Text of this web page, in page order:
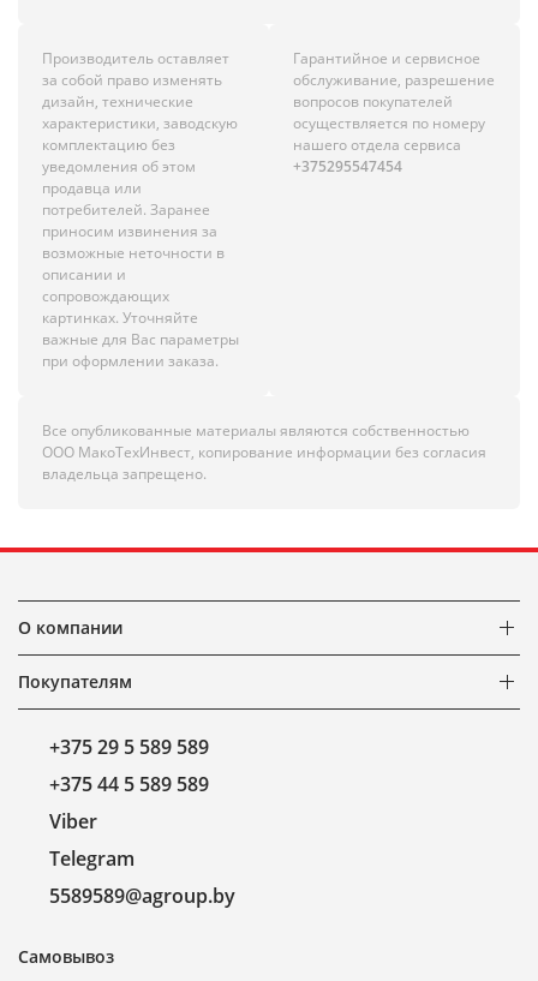
Производитель оставляет
за собой право изменять
дизайн, технические
характеристики, заводскую
комплектацию без
уведомления об этом
продавца или
потребителей. Заранее
приносим извинения за
возможные неточности в
описании и
сопровождающих
картинках. Уточняйте
важные для Вас параметры
при оформлении заказа.
Гарантийное и сервисное
обслуживание, разрешение
вопросов покупателей
осуществляется по номеру
нашего отдела сервиса
+375295547454
Все опубликованные материалы являются собственностью
ООО МакоТехИнвест, копирование информации без согласия
владельца запрещено.
О компании
Покупателям
+375 29 5 589 589
+375 44 5 589 589
Viber
Telegram
5589589@agroup.by
Самовывоз